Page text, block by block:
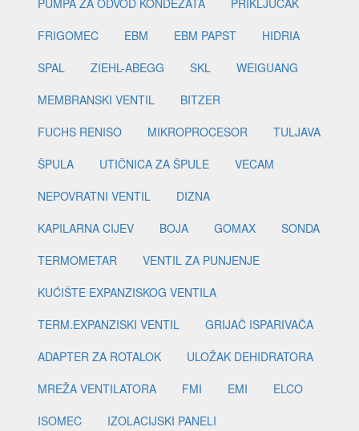
PUMPA ZA ODVOD KONDEZATA
PRIKLJUČAK
FRIGOMEC
EBM EBM PAPST
HIDRIA
SPAL
ZIEHL-ABEGG SKL
WEIGUANG
MEMBRANSKI VENTIL
BITZER
FUCHS RENISO
MIKROPROCESOR
TULJAVA
ŠPULA
UTIČNICA ZA ŠPULE
VECAM
NEPOVRATNI VENTIL
DIZNA
KAPILARNA CIJEV
BOJA GOMAX
SONDA
TERMOMETAR
VENTIL ZA PUNJENJE
KUĆIŠTE EXPANZISKOG VENTILA
TERM.EXPANZISKI VENTIL
GRIJAČ ISPARIVAČA
ADAPTER ZA ROTALOK
ULOŽAK DEHIDRATORA
MREŽA VENTILATORA
FMI EMI
ELCO
ISOMEC
IZOLACIJSKI PANELI